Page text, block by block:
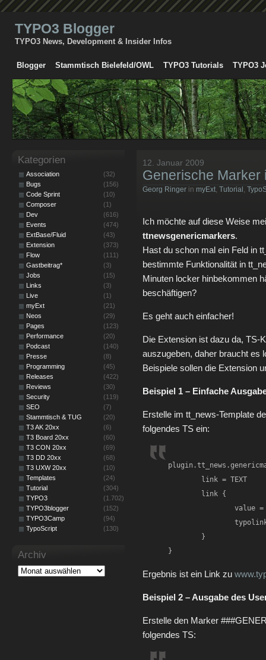
TYPO3 Blogger
TYPO3 News, Development & Insider Infos
Blogger Stammtisch Bielefeld/OWL TYPO3 Tutorials TYPO3
12. Januar 2009
Generische Marker
Georg Ringer in myExt, Tutorial ,
Ich möchte auf diese Weise
ttnewsgenericmarkers.
Hast du schon mal ein Feld in
bestimmte Funktionalität in
Minuten locker hinbekommen
beschäftigen?
Es geht auch einfacher!
Die Extension ist dazu da, TS-
auszugeben, daher braucht es
Beispiele sollen die Extension
Beispiel 1 – Einfache
Erstelle im tt_news-Template
folgendes TS ein:
}
Ergebnis ist ein Link zu
Beispiel 2 – Ausgabe des
Erstelle den Marker
folgendes TS:
Kategorien
Association
(32)
Bugs
(156)
Code Sprint
(10)
Composer
(1)
Dev
(616)
Events
(474)
ExtBase/Fluid
(43)
Extension
(373)
Flow
(111)
Gastbeitrag*
(3)
Jobs
(15)
Links
(3)
Live
(1)
myExt
(21)
Neos
(29)
Pages
(123)
Performance
(20)
Podcast
(140)
Presse
(8)
Programming
(45)
Releases
(422)
Reviews
(30)
Security
(119)
SEO
(7)
Stammtisch & TUG
(20)
T3 AK 20xx
(6)
T3 Board 20xx
(60)
T3 CON 20xx
(69)
T3 DD 20xx
(68)
T3 UXW 20xx
(10)
Templates
(24)
Tutorial
(304)
TYPO3
(1.702)
TYPO3blogger
(152)
TYPO3Camp
(94)
TypoScript
(130)
Archiv